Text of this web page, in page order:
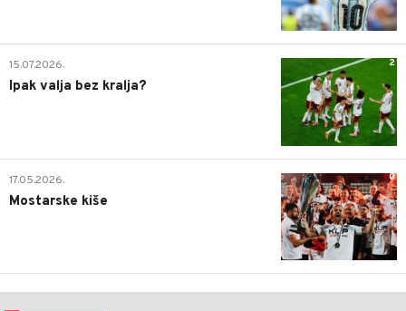
2
15.07.2026.
Ipak valja bez kralja?
0
17.05.2026.
Mostarske kiše